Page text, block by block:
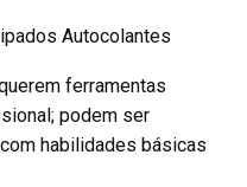
Autocolantes
ferramentas
podem ser
habilidades básicas